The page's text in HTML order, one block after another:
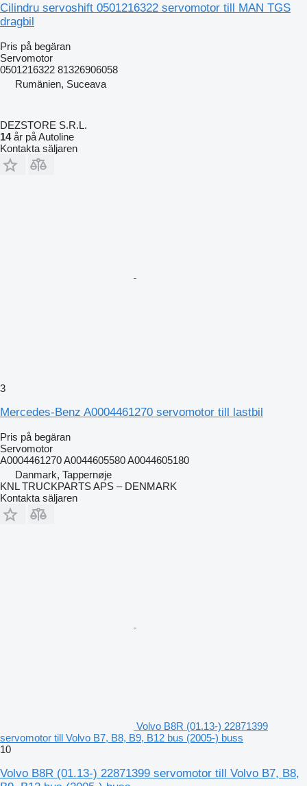
Cilindru servoshift 0501216322 servomotor till MAN TGS
dragbil
Pris på begäran
Servomotor
0501216322 81326906058
Rumänien, Suceava
DEZSTORE S.R.L.
14år på Autoline
Kontakta säljaren
3
Mercedes-Benz A0004461270 servomotor till lastbil
Pris på begäran
Servomotor
A0004461270 A0044605580 A0044605180
Danmark, Tappernøje
KNL TRUCKPARTS APS – DENMARK
Kontakta säljaren
Volvo B8R (01.13-) 22871399
servomotor till Volvo B7, B8, B9, B12 bus (2005-) buss
10
Volvo B8R (01.13-) 22871399 servomotor till Volvo B7, B8,